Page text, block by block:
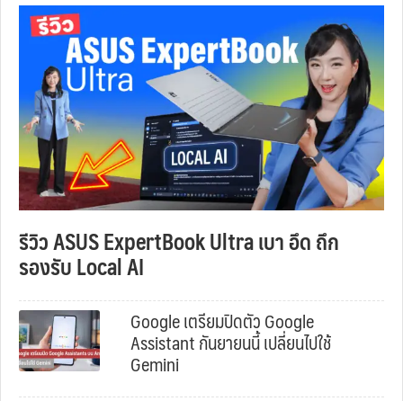
รีวิว ASUS ExpertBook Ultra เบา อึด ถึก
รองรับ Local AI
Google เตรียมปิดตัว Google
Assistant กันยายนนี้ เปลี่ยนไปใช้
Gemini